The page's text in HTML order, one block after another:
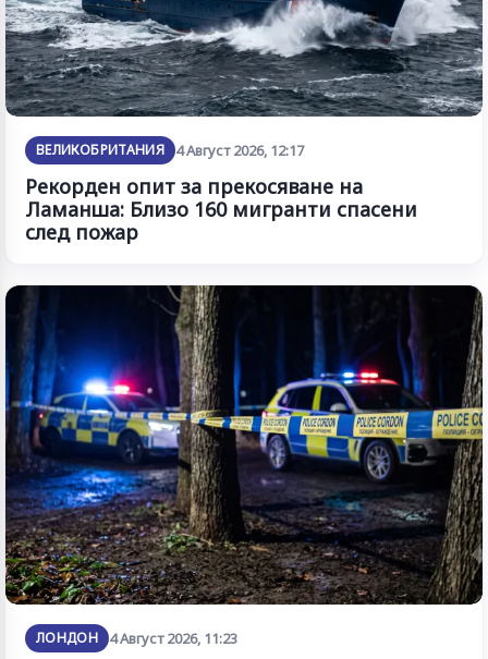
ВЕЛИКОБРИТАНИЯ 4 Август 2026, 12:17
Рекорден опит за прекосяване на
Ламанша: Близо 160 мигранти спасени
след пожар
ЛОНДОН 4 Август 2026, 11:23